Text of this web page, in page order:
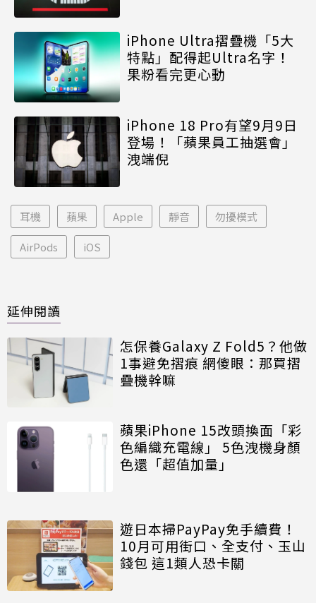
iPhone Ultra摺疊機「5大
特點」配得起Ultra名字！
果粉看完更心動
iPhone 18 Pro有望9月9日
登場！「蘋果員工抽選會」
洩端倪
耳機 蘋果 Apple 靜音 勿擾模式
AirPods iOS
延伸閱讀
怎保養Galaxy Z Fold5？他做
1事避免摺痕 網傻眼：那買摺
疊機幹嘛
蘋果iPhone 15改頭換面「彩
色編織充電線」 5色洩機身顏
色還「超值加量」
遊日本掃PayPay免手續費！
10月可用街口、全支付、玉山
錢包 這1類人恐卡關